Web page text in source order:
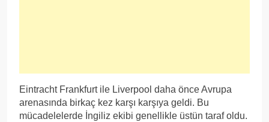
Eintracht Frankfurt ile Liverpool daha önce Avrupa
arenasında birkaç kez karşı karşıya geldi. Bu
mücadelelerde İngiliz ekibi genellikle üstün taraf oldu.